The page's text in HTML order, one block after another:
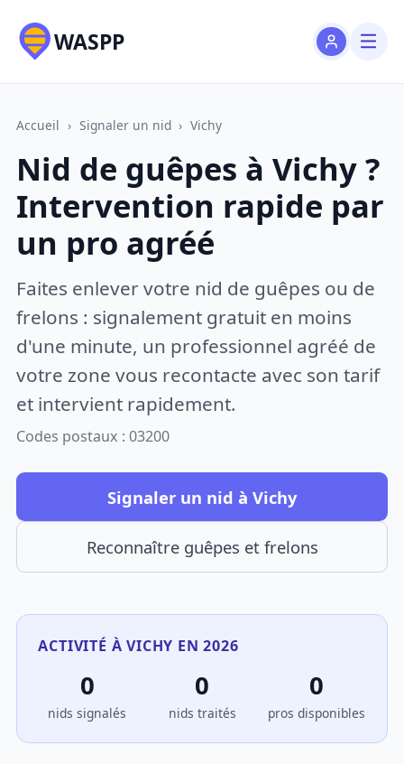
WASPP
Accueil › Signaler un nid › Vichy
Nid de guêpes à Vichy ?
Intervention rapide par
un pro agréé
Faites enlever votre nid de guêpes ou de
frelons : signalement gratuit en moins
d'une minute, un professionnel agréé de
votre zone vous recontacte avec son tarif
et intervient rapidement.
Codes postaux : 03200
Signaler un nid à Vichy
Reconnaître guêpes et frelons
ACTIVITÉ À VICHY EN 2026
0
nids signalés
0
nids traités
0
pros disponibles